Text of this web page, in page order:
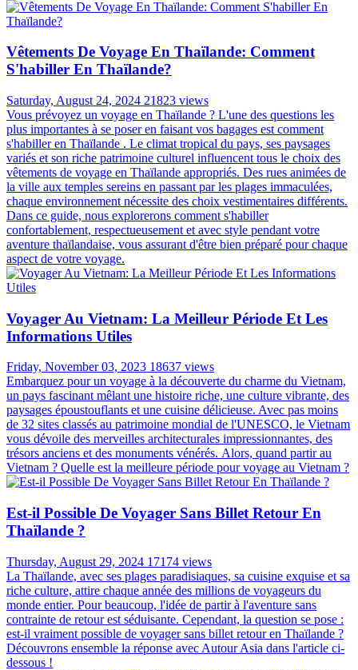
Vêtements De Voyage En Thaïlande: Comment
S'habiller En Thaïlande?
Saturday, August 24, 2024 21823 views
Vous prévoyez un voyage en Thaïlande ? L'une des questions les
plus importantes à se poser en faisant vos bagages est comment
s'habiller en Thaïlande . Le climat tropical du pays, ses paysages
variés et son riche patrimoine culturel influencent tous le choix des
vêtements de voyage en Thaïlande appropriés. Des rues animées de
la ville aux temples sereins en passant par les plages immaculées,
chaque environnement nécessite des choix vestimentaires différents.
Dans ce guide, nous explorerons comment s'habiller
confortablement, respectueusement et avec style pendant votre
aventure thaïlandaise, vous assurant d'être bien préparé pour chaque
aspect de votre voyage.
Voyager Au Vietnam: La Meilleur Période Et Les
Informations Utiles
Friday, November 03, 2023 18637 views
Embarquez pour un voyage à la découverte du charme du Vietnam,
un pays fascinant mêlant une histoire riche, une culture vibrante, des
paysages époustouflants et une cuisine délicieuse. Avec pas moins
de 32 sites classés au patrimoine mondial de l'UNESCO, le Vietnam
vous dévoile des merveilles architecturales impressionnantes, des
trésors anciens et des monuments vénérés. Alors, quand partir au
Vietnam ? Quelle est la meilleure période pour voyage au Vietnam ?
Est-il Possible De Voyager Sans Billet Retour En
Thaïlande ?
Thursday, August 29, 2024 17174 views
La Thaïlande, avec ses plages paradisiaques, sa cuisine exquise et sa
riche culture, attire chaque année des millions de voyageurs du
monde entier. Pour beaucoup, l'idée de partir à l'aventure sans
contrainte de retour est séduisante. Cependant, la question se pose :
est-il vraiment possible de voyager sans billet retour en Thaïlande ?
Découvrons ensemble la réponse avec Autour Asia dans l'article ci-
dessous !